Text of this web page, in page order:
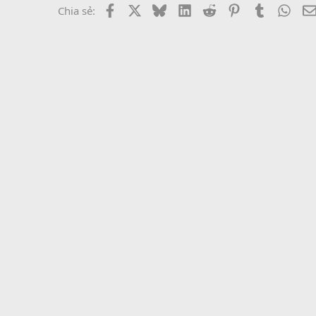
Chia sẻ: Facebook BlueskyLinkedIn
Reddit PinterestTumblr